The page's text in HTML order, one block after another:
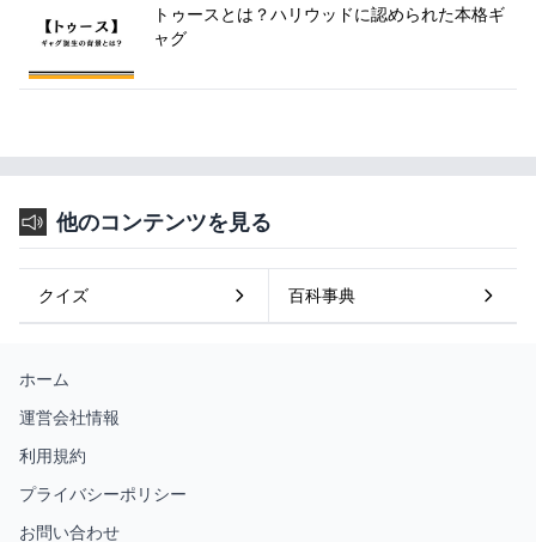
トゥースとは？ハリウッドに認められた本格ギ
ャグ
他のコンテンツを見る
クイズ 百科事典
ホーム
運営会社情報
利用規約
プライバシーポリシー
お問い合わせ